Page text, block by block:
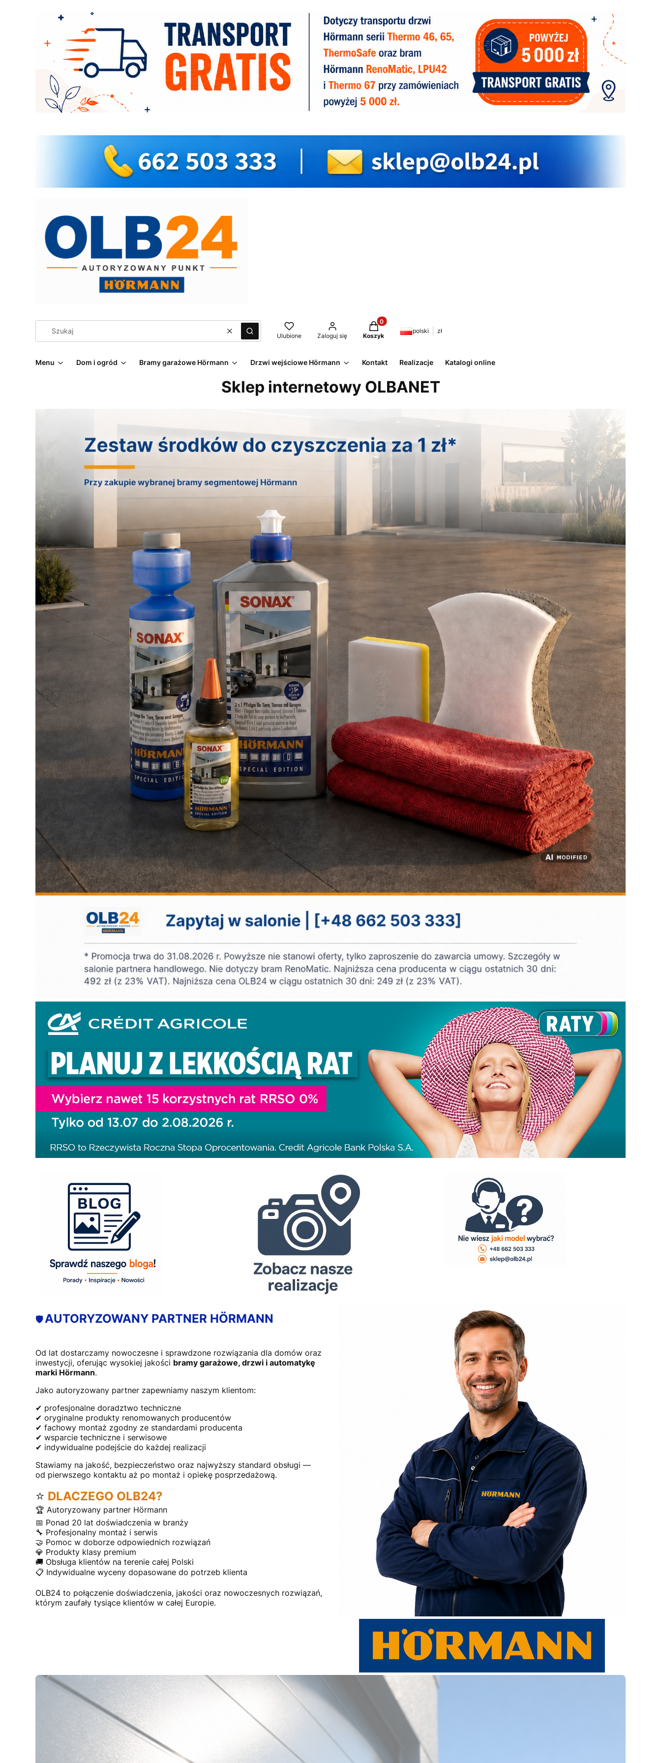
WyczyśćSzukaj Ulubione Zaloguj się
Produkty w koszyku: 0. Zobacz szczegóły
Koszyk
polski zł
Menu Dom i ogród Bramy garażowe Hörmann Drzwi wejściowe Hörmann Kontakt Realizacje Katalogi online
Sklep internetowy OLBANET
🛡️AUTORYZOWANY PARTNER HÖRMANN
Od lat dostarczamy nowoczesne i sprawdzone rozwiązania dla domów oraz
inwestycji, oferując wysokiej jakości bramy garażowe, drzwi i automatykę
marki Hörmann.
Jako autoryzowany partner zapewniamy naszym klientom:
✔ profesjonalne doradztwo techniczne
✔ oryginalne produkty renomowanych producentów
✔ fachowy montaż zgodny ze standardami producenta
✔ wsparcie techniczne i serwisowe
✔ indywidualne podejście do każdej realizacji
Stawiamy na jakość, bezpieczeństwo oraz najwyższy standard obsługi —
od pierwszego kontaktu aż po montaż i opiekę posprzedażową.
⭐ DLACZEGO OLB24?
🏆 Autoryzowany partner Hörmann
📅 Ponad 20 lat doświadczenia w branży
🔧 Profesjonalny montaż i serwis
🤝 Pomoc w doborze odpowiednich rozwiązań
💎 Produkty klasy premium
🚚 Obsługa klientów na terenie całej Polski
📋 Indywidualne wyceny dopasowane do potrzeb klienta
OLB24 to połączenie doświadczenia, jakości oraz nowoczesnych rozwiązań,
którym zaufały tysiące klientów w całej Europie.